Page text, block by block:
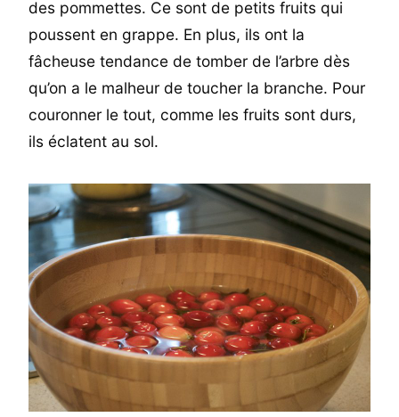
des pommettes. Ce sont de petits fruits qui
poussent en grappe. En plus, ils ont la
fâcheuse tendance de tomber de l’arbre dès
qu’on a le malheur de toucher la branche. Pour
couronner le tout, comme les fruits sont durs,
ils éclatent au sol.